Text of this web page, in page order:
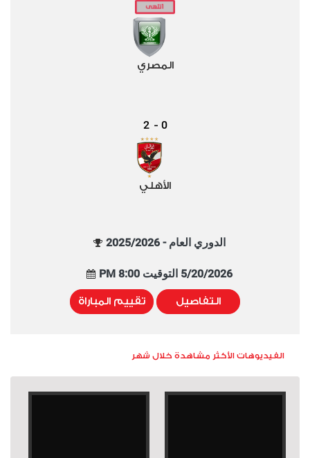
المصري
0
-
2
الأهلي
الدوري العام - 2025/2026
5/20/2026 التوقيت 8:00 PM
التفاصيل تقييم المباراة
الفيديوهات الأكثر مشاهدة خلال شهر